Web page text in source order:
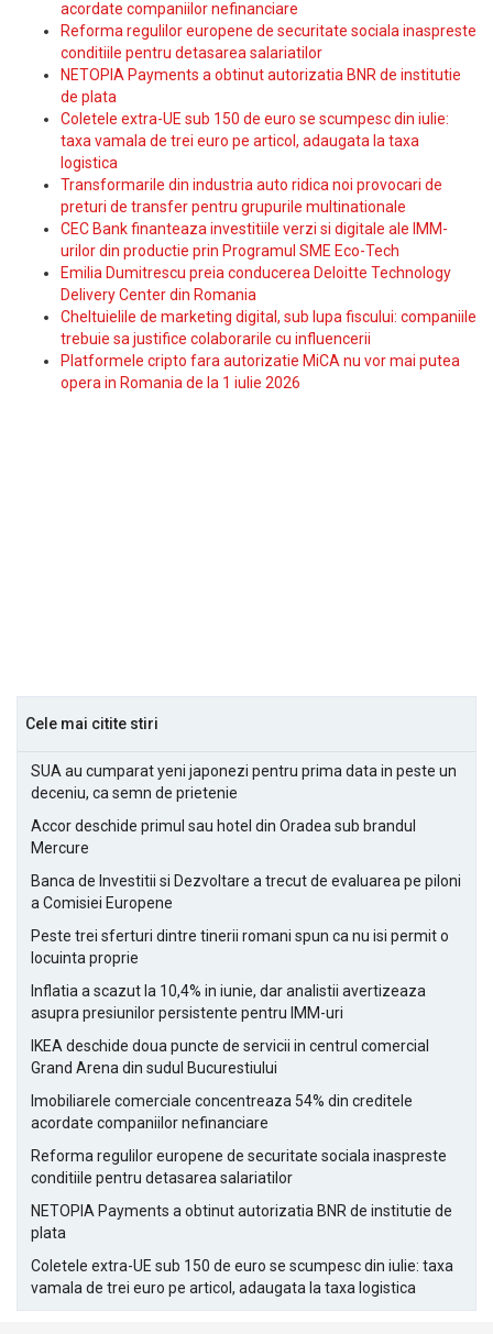
acordate companiilor nefinanciare
Reforma regulilor europene de securitate sociala inaspreste
conditiile pentru detasarea salariatilor
NETOPIA Payments a obtinut autorizatia BNR de institutie
de plata
Coletele extra-UE sub 150 de euro se scumpesc din iulie:
taxa vamala de trei euro pe articol, adaugata la taxa
logistica
Transformarile din industria auto ridica noi provocari de
preturi de transfer pentru grupurile multinationale
CEC Bank finanteaza investitiile verzi si digitale ale IMM-
urilor din productie prin Programul SME Eco-Tech
Emilia Dumitrescu preia conducerea Deloitte Technology
Delivery Center din Romania
Cheltuielile de marketing digital, sub lupa fiscului: companiile
trebuie sa justifice colaborarile cu influencerii
Platformele cripto fara autorizatie MiCA nu vor mai putea
opera in Romania de la 1 iulie 2026
Cele mai citite stiri
SUA au cumparat yeni japonezi pentru prima data in peste un
deceniu, ca semn de prietenie
Accor deschide primul sau hotel din Oradea sub brandul
Mercure
Banca de Investitii si Dezvoltare a trecut de evaluarea pe piloni
a Comisiei Europene
Peste trei sferturi dintre tinerii romani spun ca nu isi permit o
locuinta proprie
Inflatia a scazut la 10,4% in iunie, dar analistii avertizeaza
asupra presiunilor persistente pentru IMM-uri
IKEA deschide doua puncte de servicii in centrul comercial
Grand Arena din sudul Bucurestiului
Imobiliarele comerciale concentreaza 54% din creditele
acordate companiilor nefinanciare
Reforma regulilor europene de securitate sociala inaspreste
conditiile pentru detasarea salariatilor
NETOPIA Payments a obtinut autorizatia BNR de institutie de
plata
Coletele extra-UE sub 150 de euro se scumpesc din iulie: taxa
vamala de trei euro pe articol, adaugata la taxa logistica